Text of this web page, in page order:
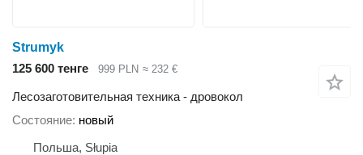
Strumyk
125 600 тенге
999 PLN ≈ 232 €
Лесозаготовительная техника - дровокол
Состояние новый
Польша, Słupia